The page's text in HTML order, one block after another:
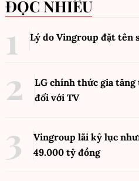
ĐỌC NHIỀU
Lý do Vingroup đặt tên
LG chính thức gia tăng
đối với TV
Vingroup lãi kỷ lục
49.000 tỷ đồng